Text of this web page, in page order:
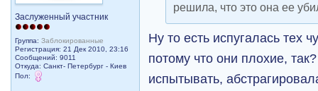
Заслуженный участник
Группа:Заблокированные
Регистрация: 21 Дек 2010, 23:16
Сообщений: 9011
Откуда: Санкт- Петербург - Киев
Пол:
решила, что это она ее
Ну то есть испугалась тех
потому что они плохие,
испытывать,